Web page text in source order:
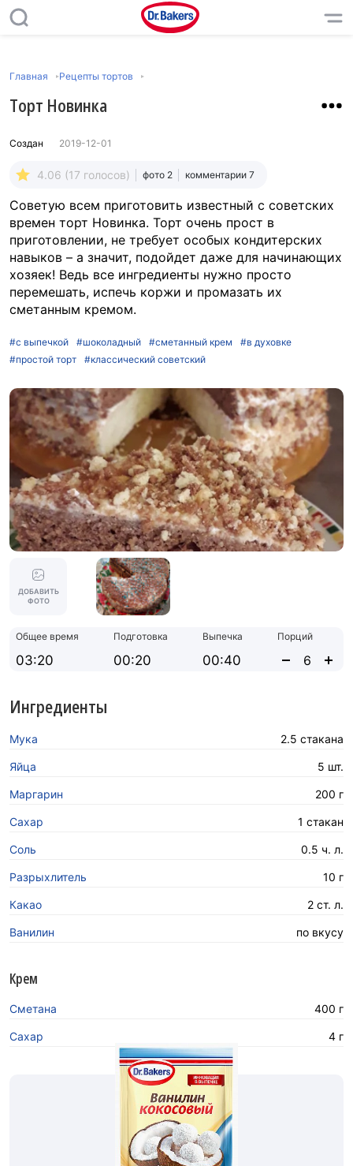
Главная Рецепты тортов
Торт Новинка
Создан 2019-12-01
4.06 (17 голосов) фото 2 комментарии 7
Советую всем приготовить известный с советских
времен торт Новинка. Торт очень прост в
приготовлении, не требует особых кондитерских
навыков – а значит, подойдет даже для начинающих
хозяек! Ведь все ингредиенты нужно просто
перемешать, испечь коржи и промазать их
сметанным кремом.
#с выпечкой #шоколадный #сметанный крем
#в духовке
#простой торт
#классический советский
ДОБАВИТЬ
ФОТО
Общее время
03:20
Подготовка
00:20
Выпечка
00:40
Порций
Ингредиенты
Мука 2.5 стакана
Яйца 5 шт.
Маргарин 200 г
Сахар 1 стакан
Соль 0.5 ч. л.
Разрыхлитель 10 г
Какао 2 ст. л.
Ванилин по вкусу
Крем
Сметана 400 г
Сахар 4 г